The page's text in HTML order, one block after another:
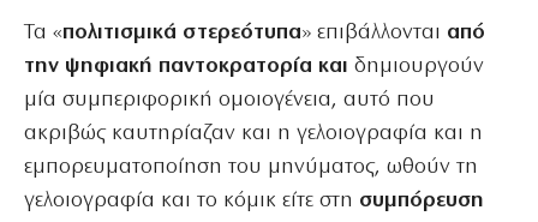
Τα «πολιτισμικά στερεότυπα» επιβάλλονται από
την ψηφιακή παντοκρατορία και δημιουργούν
μία συμπεριφορική ομοιογένεια, αυτό που
ακριβώς καυτηρίαζαν και η γελοιογραφία και η
εμπορευματοποίηση του μηνύματος, ωθούν τη
γελοιογραφία και το κόμικ είτε στη συμπόρευση